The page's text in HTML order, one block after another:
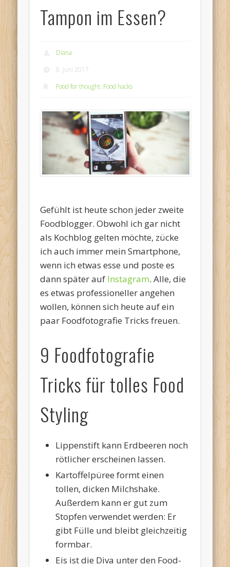
Tampon im Essen?
Diana
8. Juni 2017
Food for thought, Food hacks
Gefühlt ist heute schon jeder zweite
Foodblogger. Obwohl ich gar nicht
als Kochblog gelten möchte, zücke
ich auch immer mein Smartphone,
wenn ich etwas esse und poste es
dann später auf Instagram. Alle, die
es etwas professioneller angehen
wollen, können sich heute auf ein
paar Foodfotografie Tricks freuen.
9 Foodfotografie
Tricks für tolles Food
Styling
Lippenstift kann Erdbeeren noch
rötlicher erscheinen lassen.
Kartoffelpüree formt einen
tollen, dicken Milchshake.
Außerdem kann er gut zum
Stopfen verwendet werden: Er
gibt Fülle und bleibt gleichzeitig
formbar.
Eis ist die Diva unter den Food-